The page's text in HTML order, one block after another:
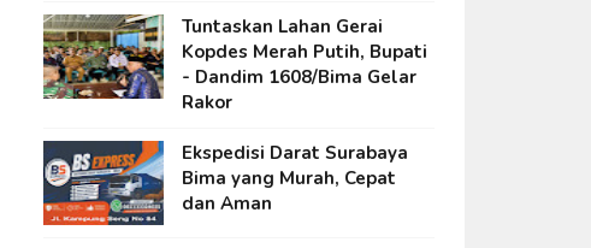
Tuntaskan Lahan Gerai
Kopdes Merah Putih, Bupati
- Dandim 1608/Bima Gelar
Rakor
Ekspedisi Darat Surabaya
Bima yang Murah, Cepat
dan Aman